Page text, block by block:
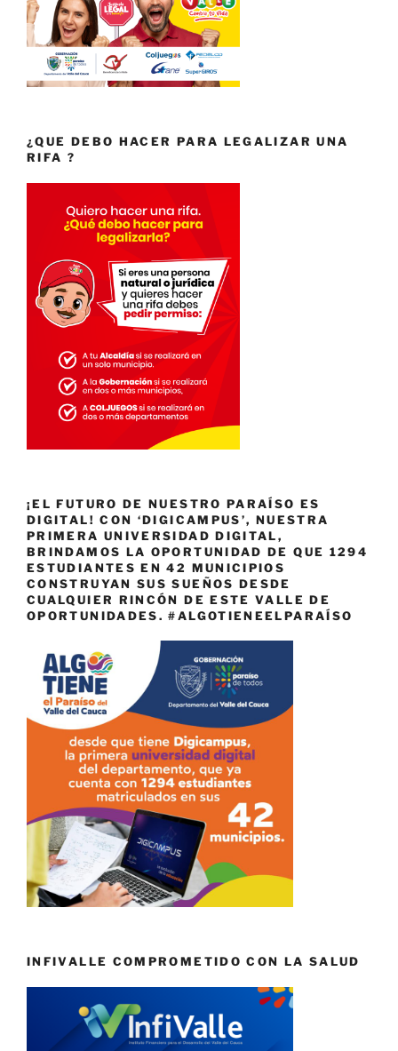
¿QUE DEBO HACER PARA LEGALIZAR UNA
RIFA ?
¡EL FUTURO DE NUESTRO PARAÍSO ES
DIGITAL! CON ‘DIGICAMPUS’, NUESTRA
PRIMERA UNIVERSIDAD DIGITAL,
BRINDAMOS LA OPORTUNIDAD DE QUE 1294
ESTUDIANTES EN 42 MUNICIPIOS
CONSTRUYAN SUS SUEÑOS DESDE
CUALQUIER RINCÓN DE ESTE VALLE DE
OPORTUNIDADES. #ALGOTIENEELPARAÍSO
INFIVALLE COMPROMETIDO CON LA SALUD